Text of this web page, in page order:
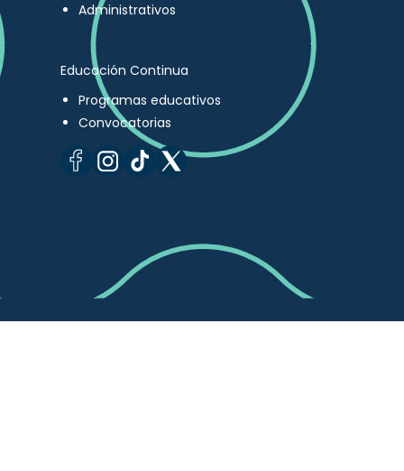
Administrativos
Educación Continua
Programas educativos
Convocatorias